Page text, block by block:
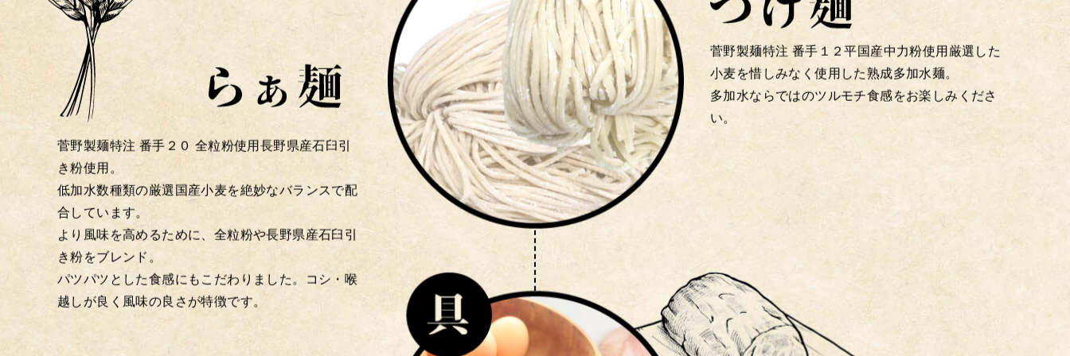
菅野製麺特注 番手２０ 全粒粉使用長野県産石臼引
き粉使用。
低加水数種類の厳選国産小麦を絶妙なバランスで配
合しています。
より風味を高めるために、全粒粉や長野県産石臼引
き粉をブレンド。
パツパツとした食感にもこだわりました。コシ・喉
越しが良く風味の良さが特徴です。
菅野製麺特注 番手１２平国産中力粉使用厳選した
小麦を惜しみなく使用した熟成多加水麺。
多加水ならではのツルモチ食感をお楽しみくださ
い。